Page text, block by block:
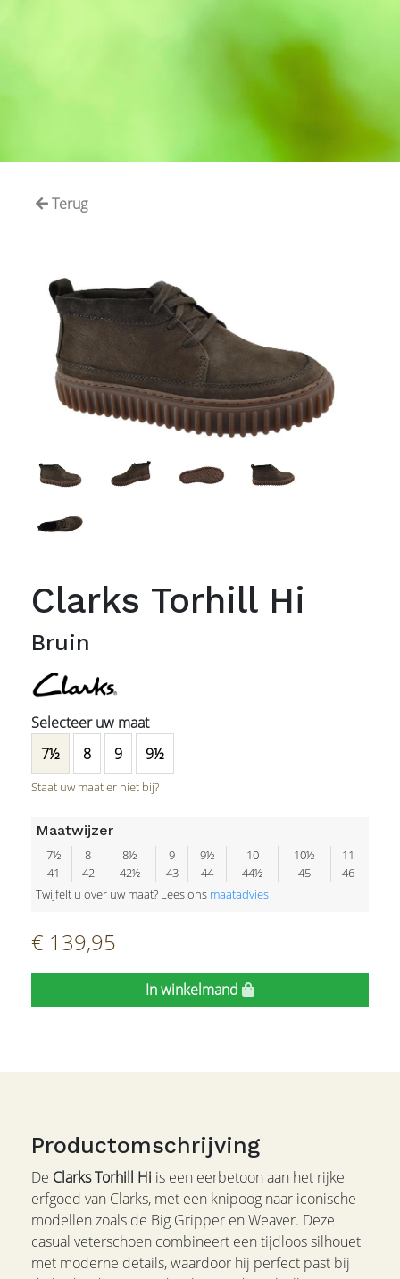
Terug
Clarks Torhill Hi
Bruin
7½ 8 9 9½
Staat uw maat er niet bij?
Maatwijzer
7½ 8 8½ 9 9½ 10 10½
11
41
42 42½ 43 44 44½ 45
46
Twijfelt u over uw maat? Lees ons maatadvies
€ 139,95
In winkelmand
Productomschrijving
De Clarks Torhill Hi is een eerbetoon aan het rijke
erfgoed van Clarks, met een knipoog naar iconische
modellen zoals de Big Gripper en Weaver. Deze
casual veterschoen combineert een tijdloos silhouet
met moderne details, waardoor hij perfect past bij